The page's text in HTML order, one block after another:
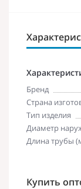
Бренд
Страна
Тип изделия
Диаметр
Длина трубы
Купить